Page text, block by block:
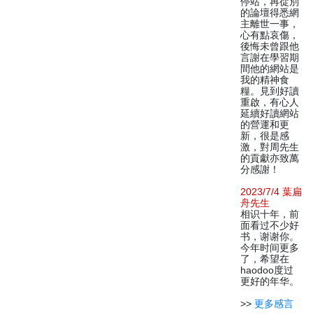
的論壇得悉網
主離世一事，
心有點哀傷，
後悔未曾跟他
言謝在學習期
間他的網站是
我的精神食
糧。見到好讀
重啟，有心人
延續好讀網站
的營運和更
新，很是感
激，對周先生
的貢獻亦致萬
分感謝！
2023/7/4 葉扁
舟先生
相识十年，前
面看过不少好
书，谢谢你。
今年时间更多
了，希望在
haodoo度过
更好的年华。
>> 更多感言